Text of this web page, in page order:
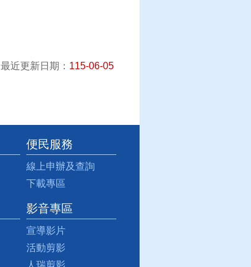
最近更新日期： 115-06-05
便民服務
線上申辦及查詢
下載專區
影音專區
宣導影片
活動剪影
人瑞剪影